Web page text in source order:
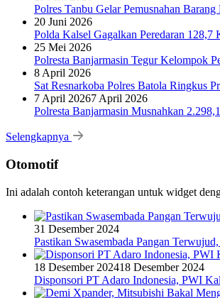
Polres Tanbu Gelar Pemusnahan
20 Juni 2026
Polda Kalsel Gagalkan Peredaran
25 Mei 2026
Polresta Banjarmasin Tegur Kelompok
8 April 2026
Sat Resnarkoba Polres Batola Ringkus
7 April 20267 April 2026
Polresta Banjarmasin Musnahkan
Selengkapnya
Otomotif
Ini adalah contoh keterangan untuk widget
31 Desember 2024
Pastikan Swasembada Pangan
18 Desember 202418 Desember 2024
Disponsori PT Adaro Indonesia, PWI